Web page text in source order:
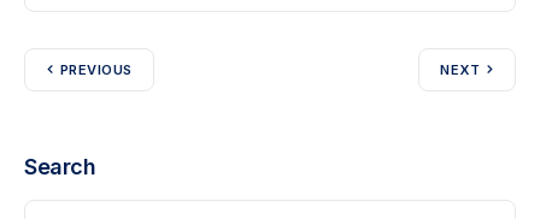
PREVIOUS NEXT
Search